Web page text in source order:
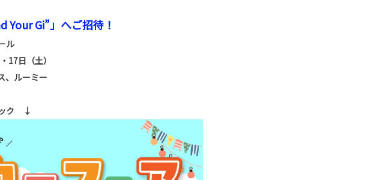
Your Gi”」へご招待！
ル
17日（土）
、ルーミー
ック ↓